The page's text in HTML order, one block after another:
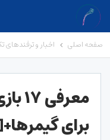
صفحه اصلی اخبار و ترفندهای
برای